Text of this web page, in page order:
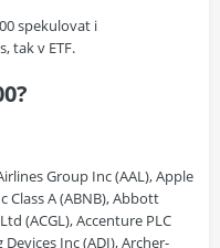
spekulovat i
tak v ETF.
Inc (HPQ), Hormel Foods Corp (HRL), Henry Schein Inc (HSIC), Host Hotels & Resorts Inc (HST), Hershey Co (HSY), Hubbell Inc (HUBB), Humana Inc (HUM), Howmet Aerospace Inc (HWM), Church & Dwight Co Inc (CHD), CH Robinson Worldwide Inc (CHRW), Charter Communications Inc Class A (CHTR), International Business Machines Corp (IBM), Intercontinental Exchange Inc (ICE), IDEXX Laboratories Inc (IDXX), IDEX Corp (IEX), International Flavors & Fragrances Inc (IFF), Illumina Inc (ILMN), Incyte Corp (INCY), Intel Corp (INTC), Intuit Inc (INTU), Invitation Homes Inc (INVH), International Paper Co (IP), Interpublic Group of Companies Inc (IPG), IQVIA Holdings Inc (IQV), Ingersoll Rand Inc (IR), Iron Mountain Inc (IRM), Intuitive Surgical Inc (ISRG), Gartner Inc (IT), Illinois Tool Works Inc (ITW), Invesco Ltd (IVZ), Jacobs Solutions Inc (J), J B Hunt Transport Services Inc (JBHT), Johnson Controls International PLC (JCI), Jack Henry & Associates Inc (JKHY), Johnson & Johnson (JNJ), Juniper Networks Inc (JNPR), JPMorgan Chase & Co (JPM), Kellanova (K), Keurig Dr Pepper Inc (KDP), KeyCorp (KEY), Keysight Technologies Inc (KEYS), Kraft Heinz Co (KHC), Kimco Realty (KIM), KLA Corp (KLAC), Kimberly-Clark Corp (KMB), Kinder Morgan Inc (KMI), Carmax Inc (KMX), Coca-Cola Co (KO), Kroger Co (KR), Kenvue Inc (KVUE), Loews Corp (L), Leidos Holdings Inc (LDOS), Lennar Corp (LEN), Laboratory Corporation of America Holdings (LH), L3Harris Technologies Inc (LHX), Linde PLC (LIN), LKQ Corp (LKQ), Eli Lilly and Co (LLY), Lockheed Martin Corp (LMT), Alliant Energy Corp (LNT), Lowe's Companies Inc (LOW), Lam Research Corp (LRCX), Lululemon Athletica Inc (LULU), Southwest Airlines Co (LUV), Las Vegas Sands Corp (LVS), Lamb Weston Holdings Inc (LW), LyondellBasell Industries NV Class A (LYB), Live Nation Entertainment Inc (LYV), Mastercard Inc Class A (MA), Mid America Apartment Communities (MAA), Marriott International Inc Class A (MAR), Masco Corp (MAS), McDonald's Corp (MCD), McKesson Corp (MCK), Moody's Corp (MCO), Mondelez International Inc Class A (MDLZ), Medtronic PLC (MDT), MetLife Inc (MET), Meta Platforms Inc Class A (META), MGM Resorts International (MGM), Mohawk Industries Inc (MHK), Microchip Technology Inc (MCHP), McCormick & Company Inc Non-Voting (MKC), Marketaxess Holdings Inc (MKTX), Martin Marietta Materials Inc (MLM), Marsh & McLennan Companies Inc (MMC), 3M Co (MMM), Monster Beverage Corp (MNST), Altria Group Inc (MO), Molina Healthcare Inc (MOH), Mosaic Co (MOS), Marathon Petroleum Corp (MPC), Monolithic Power Systems Inc (MPWR), Merck & Co Inc (MRK), Moderna Inc (MRNA), Marathon Oil Corp (MRO), Morgan Stanley (MS), MSCI Inc (MSCI), Microsoft Corp (MSFT), Motorola Solutions Inc (MSI), M&T Bank Corp (MTB), Mettler-Toledo International Inc (MTD), Match Group Inc (MTCH), Micron Technology Inc (MU), Norwegian Cruise Line Holdings Ltd (NCLH), Nasdaq Inc (NDAQ), Nordson Corp (NDSN), Nextera Energy Inc (NEE), Newmont Corporation (NEM), Netflix Inc (NFLX), NiSource Inc (NI), Nike Inc Class B (NKE), Northrop Grumman Corp (NOC), ServiceNow Inc (NOW), NRG Energy Inc (NRG), Norfolk Southern Corp (NSC), NetApp Inc (NTAP), Northern Trust Corp (NTRS), Nucor Corp (NUE), NVIDIA Corp (NVDA), NVR Inc (NVR), News Corp Class B (NWS), News Corp Class A (NWSA), NXP Semiconductors NV (NXPI), Realty Income Corp (O), Old Dominion Freight Line Inc (ODFL), ONEOK Inc (OKE), Omnicom Group Inc (OMC), ON Semiconductor Corp (ON), Oracle Corp (ORCL), O'Reilly Automotive Inc (ORLY), Otis Worldwide Corp (OTIS), Occidental Petroleum Corp (OXY), Palo Alto Networks Inc (PANW), Paramount Global Class B (PARA), Paycom Software Inc (PAYC), Paychex Inc (PAYX), Paccar Inc (PCAR), PG&E Corp (PCG), Healthpeak Properties Inc (PEAK), Public Service Enterprise Group Inc (PEG), PepsiCo Inc (PEP), Pfizer Inc (PFE), Principal Financial Group Inc (PFG), Procter & Gamble Co (PG), Progressive Corp (PGR), Parker-Hannifin Corp (PH), Pultegroup Inc (PHM), Packaging Corp of America (PKG), Prologis Inc (PLD), Philip Morris International Inc (PM), PNC Financial Services Group Inc (PNC), Pentair PLC (PNR), Pinnacle West Capital Corp (P